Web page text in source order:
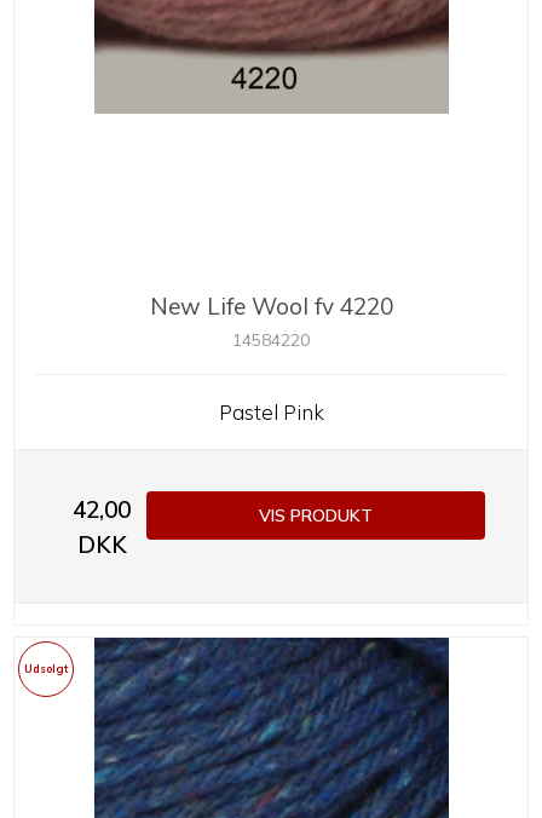
New Life Wool fv 4220
14584220
Pastel Pink
42,00
DKK
VIS PRODUKT
Udsolgt